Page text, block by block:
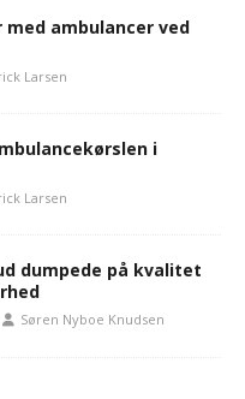
ambulancer ved
Larsen
i
Larsen
dumpede på kvalitet
Søren Nyboe Knudsen